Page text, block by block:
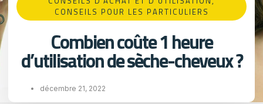
CONSEILS POUR LES PARTICULIERS
Combien coûte 1 heure
d’utilisation de sèche-cheveux ?
décembre 21, 2022